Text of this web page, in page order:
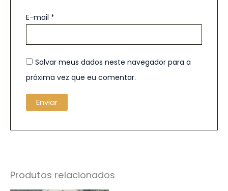
E-mail *
Salvar meus dados neste navegador para a
próxima vez que eu comentar.
Produtos relacionados